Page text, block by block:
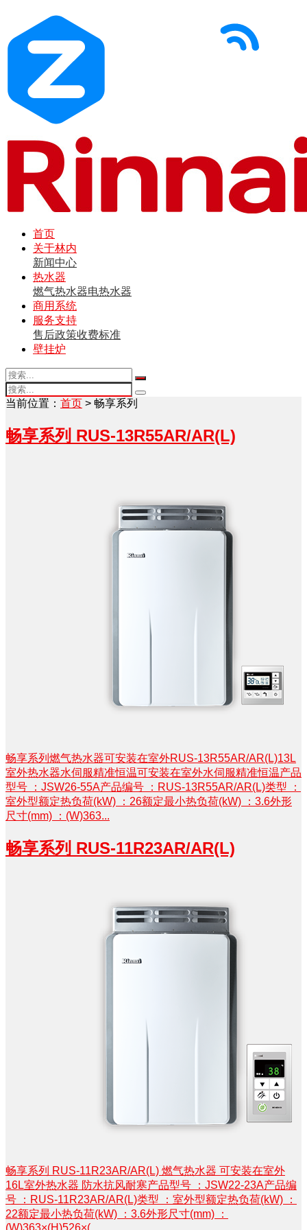
首页
关于林内
新闻中心
热水器
燃气热水器电热水器
商用系统
服务支持
售后政策收费标准
壁挂炉
当前位置： 首页 > 畅享系列
畅享系列 RUS-13R55AR/AR(L)
畅享系列燃气热水器可安装在室外RUS-13R55AR/AR(L)13L
室外热水器水伺服精准恒温可安装在室外水伺服精准恒温产品
型号 ：JSW26-55A产品编号 ：RUS-13R55AR/AR(L)类型 ：
室外型额定热负荷(kW) ：26额定最小热负荷(kW) ：3.6外形
尺寸(mm) ：(W)363...
畅享系列 RUS-11R23AR/AR(L)
畅享系列 RUS-11R23AR/AR(L) 燃气热水器 可安装在室外
16L室外热水器 防水抗风耐寒产品型号 ：JSW22-23A产品编
号 ：RUS-11R23AR/AR(L)类型 ：室外型额定热负荷(kW) ：
22额定最小热负荷(kW) ：3.6外形尺寸(mm) ：
(W)363×(H)526×(...